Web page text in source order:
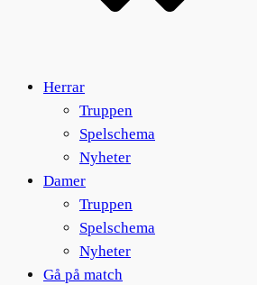
Herrar
Truppen
Spelschema
Nyheter
Damer
Truppen
Spelschema
Nyheter
Gå på match